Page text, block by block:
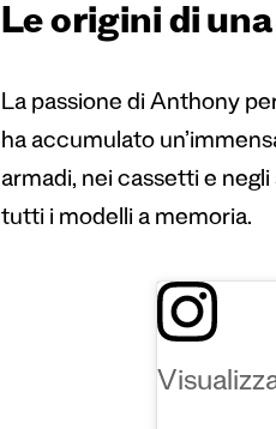
Le origini di
La passione di Anthony
ha accumulato
armadi, nei cassetti e
tutti i modelli a memoria.